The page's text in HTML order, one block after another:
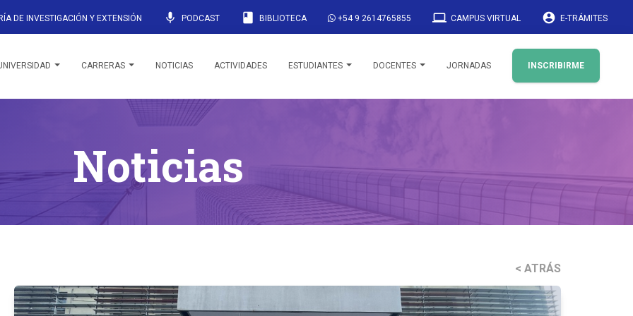
DE INVESTIGACIÓN Y EXTENSIÓN mic PODCAST book BIBLIOTECA +54 9 2614765855 laptop CAMPUS VIRTUAL account_circle E-TRÁMITES
CARRERAS NOTICIAS ACTIVIDADES ESTUDIANTES DOCENTES JORNADAS INSCRIBIRME
Noticias
< ATRÁS